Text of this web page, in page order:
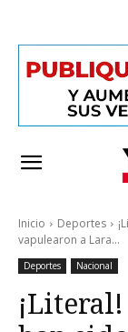
Inicio Deportes
vapulearon a Lara...
Deportes Nacional